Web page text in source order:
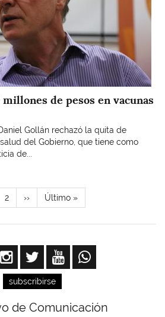
de pesos en vacunas
Gollán rechazó la quita de
del Gobierno, que tiene como
de...
Page
2
Siguiente
página
››
Última
página
Último »
subscribirse
de Comunicación